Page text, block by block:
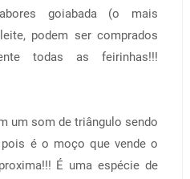
goiabada (o mais
podem ser comprados
todas as feirinhas!!!
um som de triângulo sendo
é o moço que vende o
É uma espécie de